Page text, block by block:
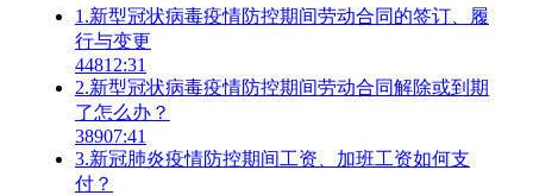
1.新型冠状病毒疫情防控期间劳动合同的签订、履
行与变更
44812:31
2.新型冠状病毒疫情防控期间劳动合同解除或到期
了怎么办？
38907:41
3.新冠肺炎疫情防控期间工资、加班工资如何支
付？